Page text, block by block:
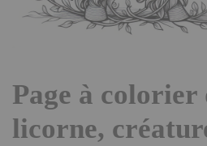
Page à colorier
licorne,